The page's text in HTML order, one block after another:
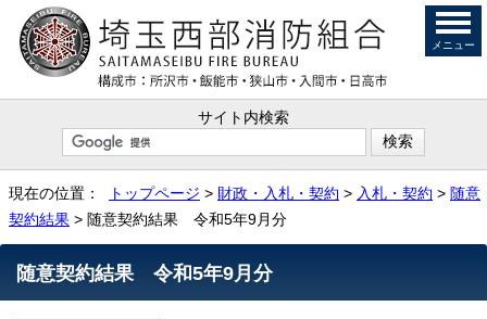
サイト内検索
メニュー
現在の位置： トップページ > 財政・入札・契約 > 入札・契約 > 随意
契約結果 > 随意契約結果 令和5年9月分
随意契約結果 令和5年9月分